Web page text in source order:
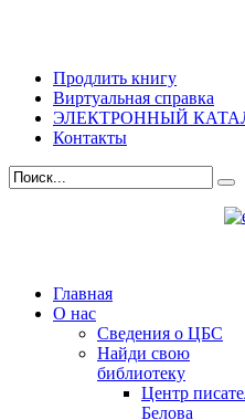
Продлить книгу
Виртуальная справка
ЭЛЕКТРОННЫЙ
Контакты
Главная
О нас
Сведения о ЦБС
Найди свою
библиотеку
Центр
Белова